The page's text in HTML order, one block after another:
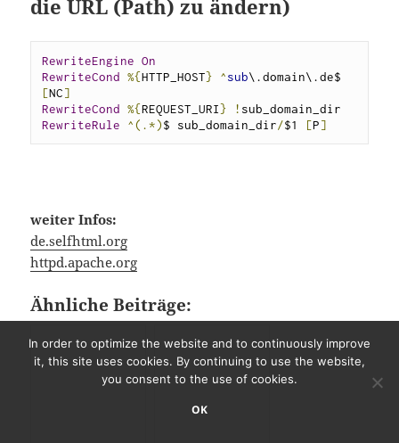
die URL (Path) zu ändern)
RewriteEngine On
RewriteCond %{HTTP_HOST} ^sub
[NC]
RewriteCond %{REQUEST_URI} !
RewriteRule
^(.*)$ sub_domain_dir/$1 [P]
weiter Infos:
de.selfhtml.org
httpd.apache.org
Ähnliche Beiträge:
In order to optimize the website and to continuously improve
it, this site uses cookies. By continuing to use the website,
you consent to the use of cookies.
OK